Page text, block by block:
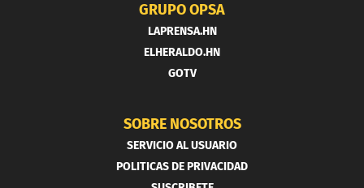
GRUPO OPSA
LAPRENSA.HN
ELHERALDO.HN
GOTV
SOBRE NOSOTROS
SERVICIO AL USUARIO
POLITICAS DE PRIVACIDAD